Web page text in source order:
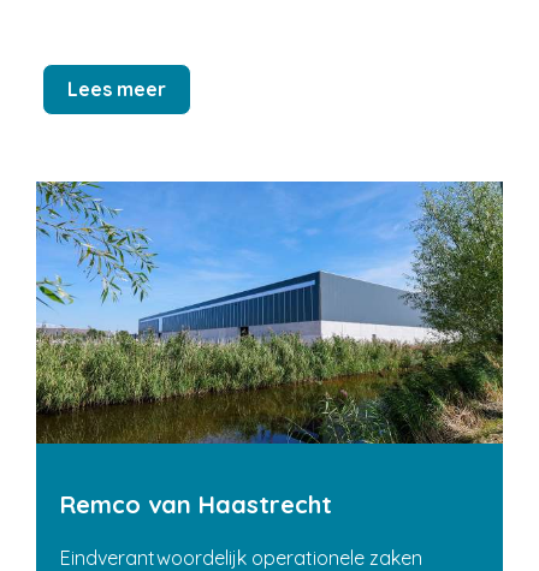
Lees meer
Remco van Haastrecht
Eindverantwoordelijk operationele zaken